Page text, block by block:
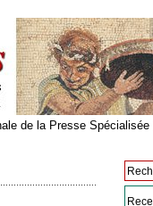
de la Presse Spécialisée